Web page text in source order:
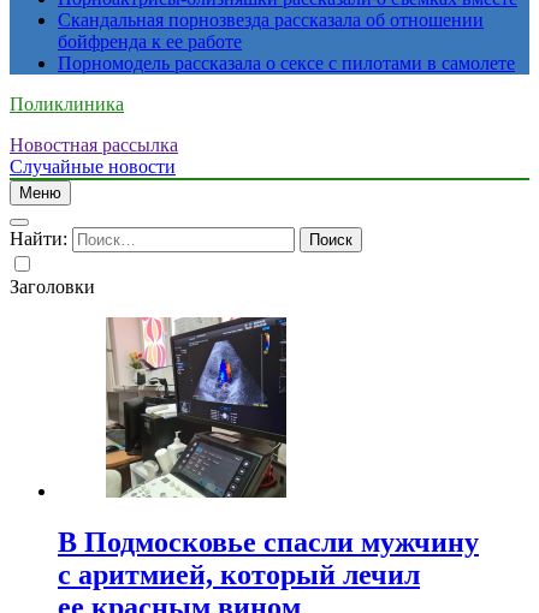
Скандальная порнозвезда рассказала об отношении
бойфренда к ее работе
Порномодель рассказала о сексе с пилотами в самолете
Поликлиника
Новостная рассылка
Случайные новости
Меню
Найти:
Заголовки
В Подмосковье спасли мужчину
с аритмией, который лечил